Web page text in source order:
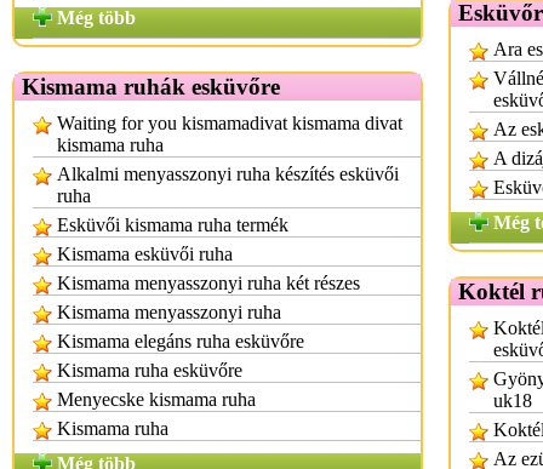
Még több
Kismama ruhák esküvőre
Waiting for you kismamadivat kismama divat
kismama ruha
Alkalmi menyasszonyi ruha készítés esküvői
ruha
Esküvői kismama ruha termék
Kismama esküvői ruha
Kismama menyasszonyi ruha két részes
Kismama menyasszonyi ruha
Kismama elegáns ruha esküvőre
Kismama ruha esküvőre
Menyecske kismama ruha
Kismama ruha
Még több
Ara
Az
A
Még
Koktél
uk18
Az